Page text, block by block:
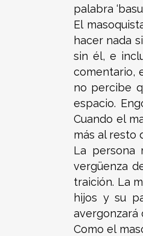
palabra
El
hacer nada
sin él, e
comentario,
no percibe
espacio.
Cuando el
más al resto
La persona
vergüenza
traición. La
hijos y su
avergonzará
Como el